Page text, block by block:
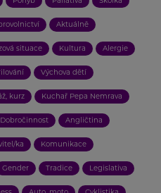
Aktuálně
situace Kultura Alergie
Výchova dětí
kurz Kuchař Pepa Nemrava
Dobročinnost Angličtina
ka Komunikace
Gender Tradice Legislativa